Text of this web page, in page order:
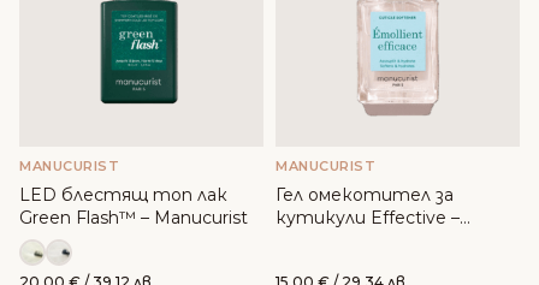
MANUCURIST
LED блестящ топ лак
Green Flash™ – Manucurist
MANUCURIST
Гел омекотител за
кутикули Effective –